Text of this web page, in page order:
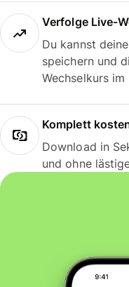
Verfolge Live-
Du kannst
speichern und
Wechselkurs
Komplett
Download in
und ohne